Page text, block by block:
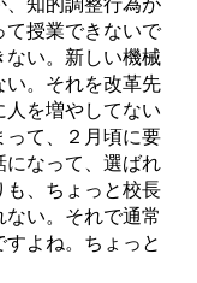
授業できないで
ない。新しい機械
。それを改革先
を増やしてない
て、２月頃に要
なって、選ばれ
、ちょっと校長
い。それで通常
よね。ちょっと